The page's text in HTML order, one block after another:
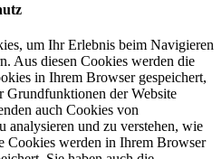
um Ihr Erlebnis beim Navigieren
Aus diesen Cookies werden die
in Ihrem Browser gespeichert,
Grundfunktionen der Website
auch Cookies von
analysieren und zu verstehen, wie
Cookies werden in Ihrem Browser